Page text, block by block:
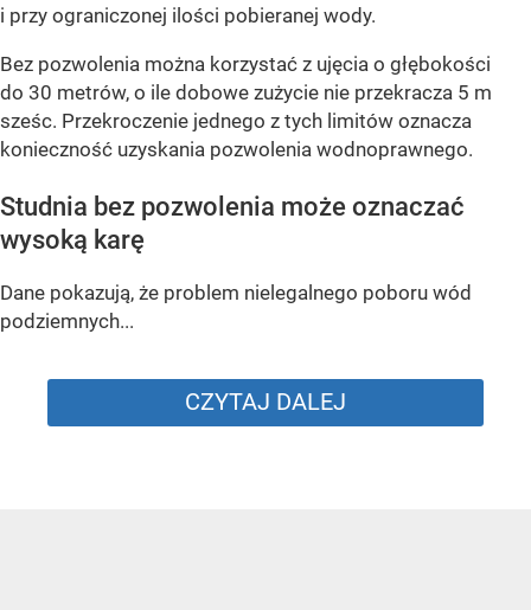
i przy ograniczonej ilości pobieranej wody.
Bez pozwolenia można korzystać z ujęcia o głębokości
do 30 metrów, o ile dobowe zużycie nie przekracza 5 m
sześc. Przekroczenie jednego z tych limitów oznacza
konieczność uzyskania pozwolenia wodnoprawnego.
Studnia bez pozwolenia może oznaczać
wysoką karę
Dane pokazują, że problem nielegalnego poboru wód
podziemnych...
CZYTAJ DALEJ